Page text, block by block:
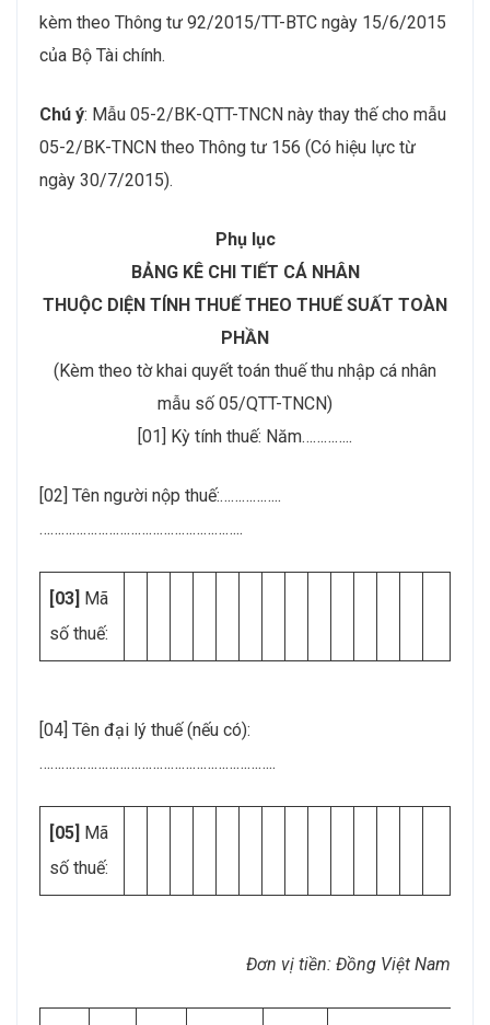
kèm theo Thông tư 92/2015/TT-BTC ngày 15/6/2015
của Bộ Tài chính.
Chú ý: Mẫu 05-2/BK-QTT-TNCN này thay thế cho mẫu
05-2/BK-TNCN theo Thông tư 156 (Có hiệu lực từ
ngày 30/7/2015).
Phụ lục
BẢNG KÊ CHI TIẾT CÁ NHÂN
THUỘC DIỆN TÍNH THUẾ THEO THUẾ SUẤT TOÀN
PHẦN
(Kèm theo tờ khai quyết toán thuế thu nhập cá nhân
mẫu số 05/QTT-TNCN)
[01] Kỳ tính thuế: Năm…………..
[02] Tên người nộp thuế:……………..
………………………………………………..
[03]
Mã
số thuế:
[04] Tên đại lý thuế (nếu có):
………………………………………………………..
[05]
Mã
số thuế:
Đơn vị tiền: Đồng Việt Nam